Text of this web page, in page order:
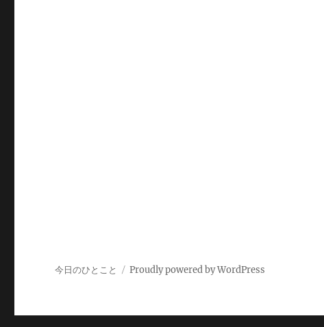
今日のひとこと Proudly powered by WordPress